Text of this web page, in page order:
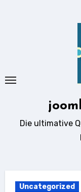
Die ultimative
Uncategorized